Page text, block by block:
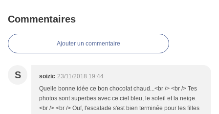
Commentaires
Ajouter un commentaire
S soizic 23/11/2018 19:44
Quelle bonne idée ce bon chocolat chaud...<br /> <br /> Tes
photos sont superbes avec ce ciel bleu, le soleil et la neige.
<br /> <br /> Ouf, l'escalade s'est bien terminée pour les filles